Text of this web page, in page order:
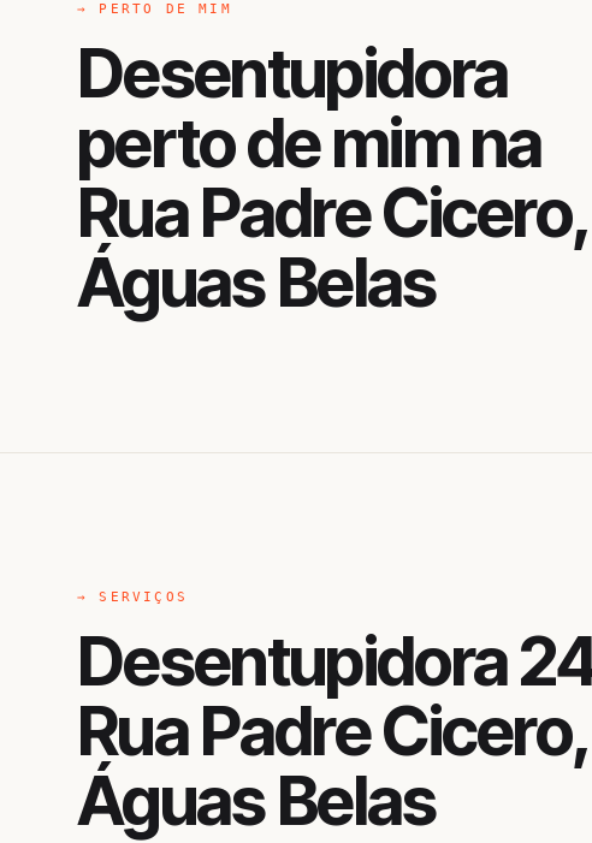
→ PERTO DE MIM
Desentupidora
perto de mim na
Rua Padre Cicero,
Águas Belas
→ SERVIÇOS
Desentupidora
Rua Padre Cicero,
Águas Belas